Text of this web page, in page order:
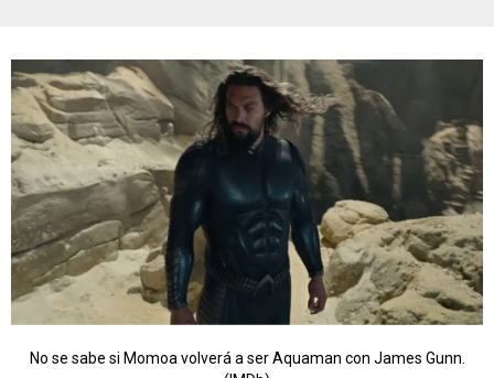
No se sabe si Momoa volverá a ser Aquaman con James Gunn.